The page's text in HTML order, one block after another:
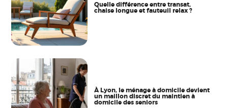
Quelle différence entre transat,
chaise longue et fauteuil relax ?
À Lyon, le ménage à domicile devient
un maillon discret du maintien à
domicile des seniors